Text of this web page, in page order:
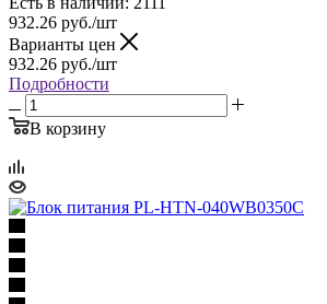
932.26 руб./шт
Варианты цен
932.26 руб./шт
Подробности
В корзину